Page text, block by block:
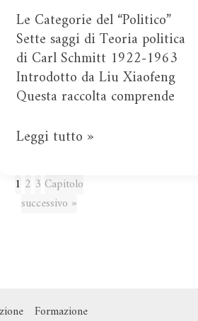
Le Categorie del “Politico”
Sette saggi di Teoria politica
di Carl Schmitt 1922-1963
Introdotto da Liu Xiaofeng
Questa raccolta comprende
Leggi tutto »
1 2 3 Capitolo
successivo »
Formazione